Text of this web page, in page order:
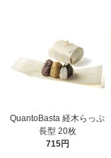
QuantoBasta 経木らっぷ
長型 20枚
715円